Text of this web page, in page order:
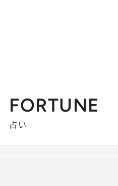
FORTUNE
占い